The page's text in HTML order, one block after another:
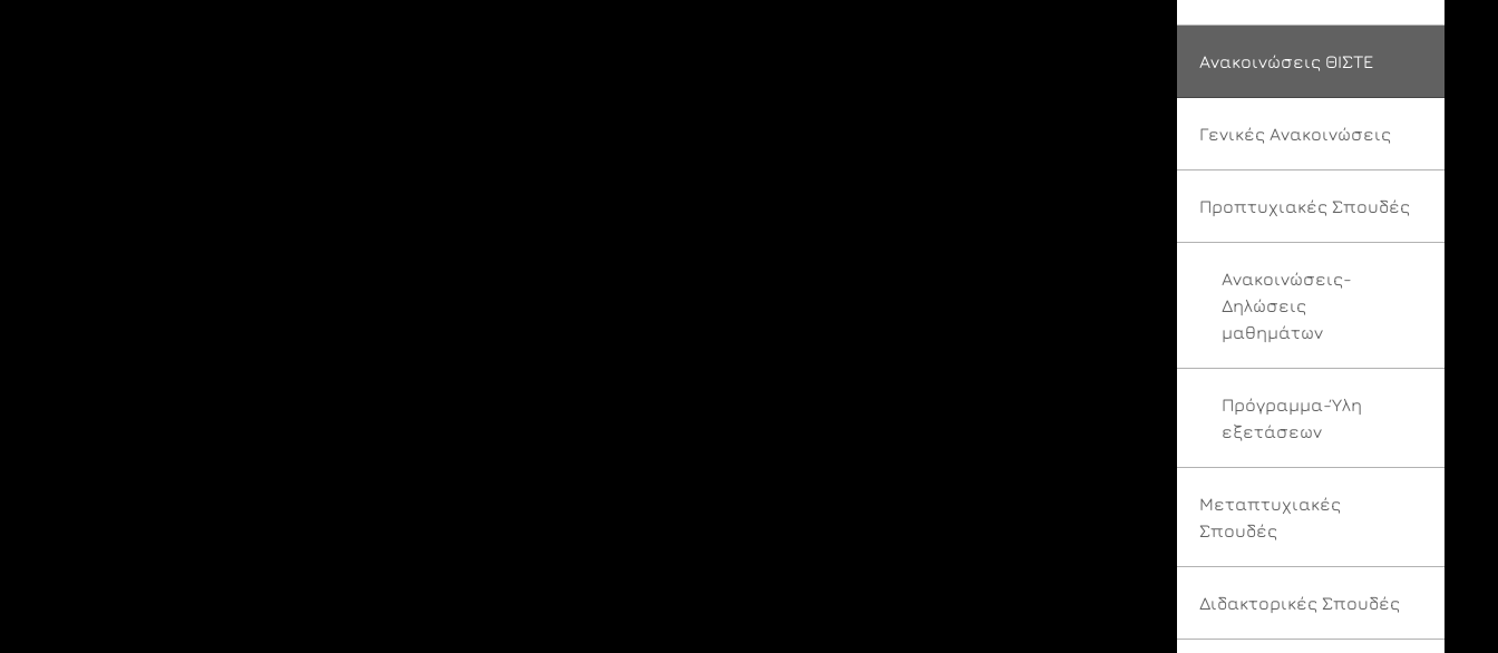
Ανακοινώσεις ΘΙΣΤΕ
Γενικές Ανακοινώσεις
Προπτυχιακές Σπουδές
Ανακοινώσεις-
Δηλώσεις
μαθημάτων
Πρόγραμμα-Ύλη
εξετάσεων
Μεταπτυχιακές
Σπουδές
Διδακτορικές Σπουδές